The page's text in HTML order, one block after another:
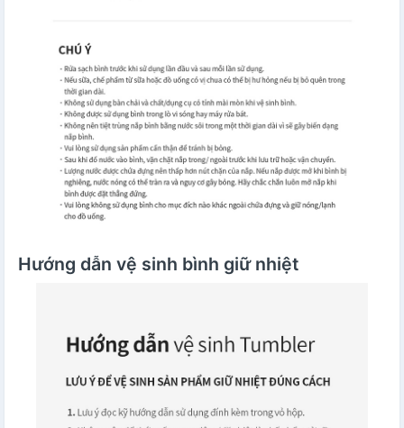
Hướng dẫn vệ sinh bình giữ nhiệt